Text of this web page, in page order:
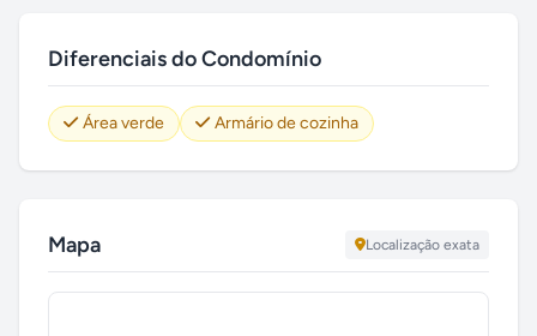
Diferenciais do Condomínio
Área verde Armário de cozinha
Mapa Localização exata